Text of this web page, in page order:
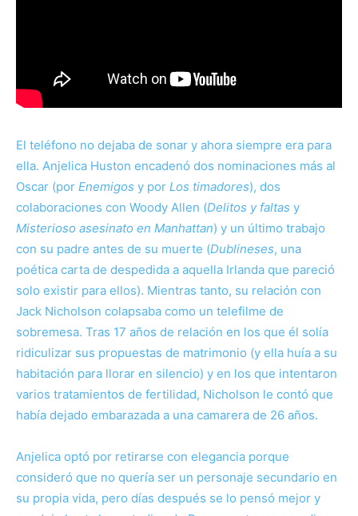
El teléfono no dejaba de sonar y ahora siempre era para
ella. Anjelica Huston encadenó dos nominaciones más al
Oscar (por Enemigos y por Los timadores), dos
colaboraciones con Woody Allen (Delitos y faltas y
Misterioso asesinato en Manhattan) y un último trabajo
con su padre antes de su muerte (Dublineses, una
poética carta de despedida a aquella Irlanda que pareció
solo existir para ellos). Mientras tanto, su relación con
Jack Nicholson colapsaba como un telefilme de
sobremesa. Tras 17 años de relación en los que él solía
ridiculizar sus propuestas de matrimonio (y ella huía a su
habitación para llorar en silencio) y en los que intentaron
varios tratamientos de fertilidad, Nicholson le contó que
había dejado embarazada a una camarera de 26 años.
Anjelica optó por retirarse con elegancia porque
consideró que no quería ser un personaje secundario en
su propia vida, pero días después se lo pensó mejor y